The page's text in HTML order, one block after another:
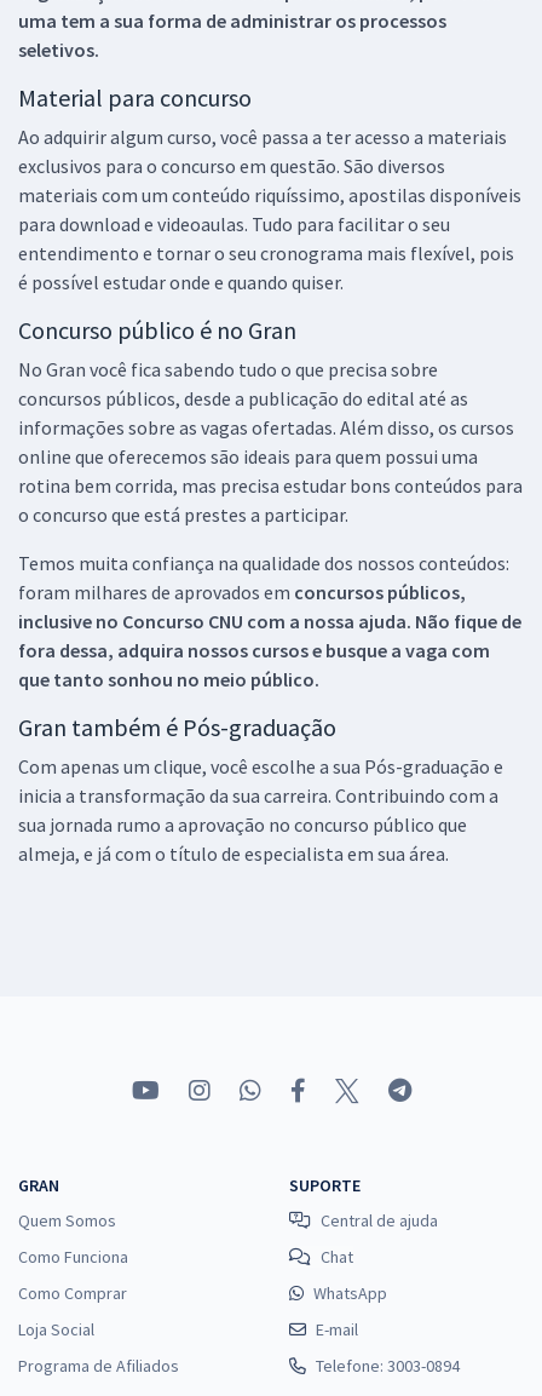
uma tem a sua forma de administrar os processos
seletivos.
Material para concurso
Ao adquirir algum curso, você passa a ter acesso a materiais
exclusivos para o concurso em questão. São diversos
materiais com um conteúdo riquíssimo, apostilas disponíveis
para download e videoaulas. Tudo para facilitar o seu
entendimento e tornar o seu cronograma mais flexível, pois
é possível estudar onde e quando quiser.
Concurso público é no Gran
No Gran você fica sabendo tudo o que precisa sobre
concursos públicos, desde a publicação do edital até as
informações sobre as vagas ofertadas. Além disso, os cursos
online que oferecemos são ideais para quem possui uma
rotina bem corrida, mas precisa estudar bons conteúdos para
o concurso que está prestes a participar.
Temos muita confiança na qualidade dos nossos conteúdos:
foram milhares de aprovados em concursos públicos,
inclusive no Concurso CNU com a nossa ajuda. Não fique de
fora dessa, adquira nossos cursos e busque a vaga com
que tanto sonhou no meio público.
Gran também é Pós-graduação
Com apenas um clique, você escolhe a sua Pós-graduação e
inicia a transformação da sua carreira. Contribuindo com a
sua jornada rumo a aprovação no concurso público que
almeja, e já com o título de especialista em sua área.
GRAN
Quem Somos
Como Funciona
Como Comprar
Loja Social
Programa de Afiliados
SUPORTE
Central de ajuda
Chat
WhatsApp
E-mail
Telefone: 3003-0894